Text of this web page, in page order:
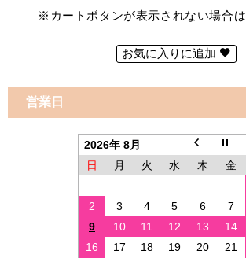
※カートボタンが表示されない場合は
お気に入りに追加
営業日
2026年 8月
日
月 火 水 木 金
2
3 4 5 6 7
9
10 11 12 13 14
16
17 18 19 20 21